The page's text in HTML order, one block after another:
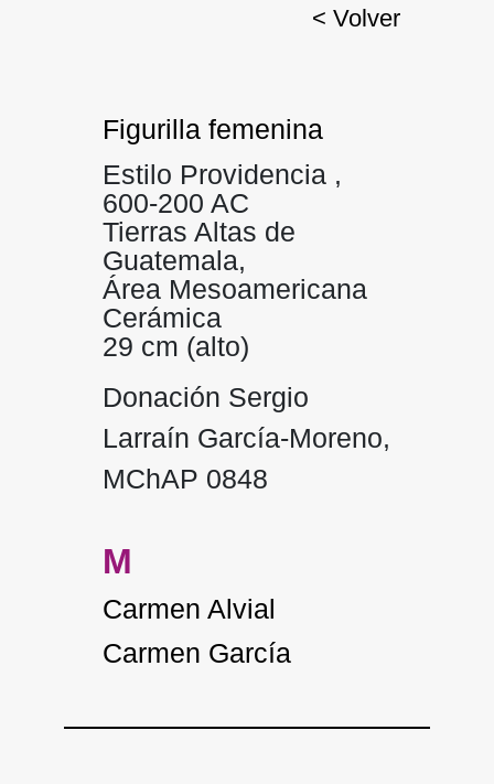
< Volver
Figurilla femenina
Estilo Providencia ,
600-200 AC
Tierras Altas de
Guatemala,
Área Mesoamericana
Cerámica
29 cm (alto)
Donación Sergio
Larraín García-Moreno,
MChAP 0848
M
Carmen Alvial
Carmen García